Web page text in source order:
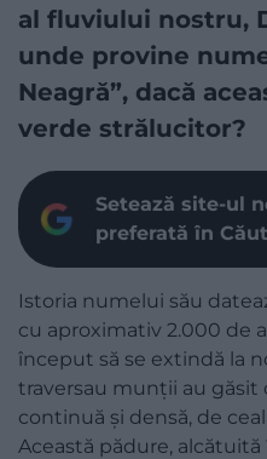
al fluviului nostru,
unde provine
Neagră”, dacă
verde strălucitor?
Setează site-ul
preferată în
Istoria numelui său
cu aproximativ 2.000 de
început să se extindă la
traversau munții au găsit
continuă și densă, de
Această pădure,